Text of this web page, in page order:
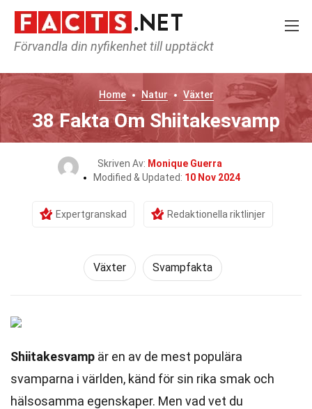
Förvandla din nyfikenhet till upptäckt
Home Natur Växter
38 Fakta Om Shiitakesvamp
Skriven Av: Monique Guerra
Modified & Updated: 10 Nov 2024
Expertgranskad Redaktionella riktlinjer
Växter Svampfakta
Shiitakesvamp är en av de mest populära
svamparna i världen, känd för sin rika smak och
hälsosamma egenskaper. Men vad vet du